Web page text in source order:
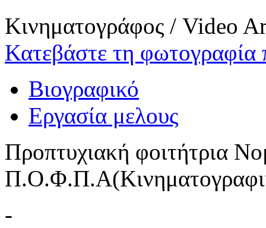
Κινηματογράφος / Video
Κατεβάστε τη φωτογραφία
Βιογραφικό
Εργασία μελους
Προπτυχιακή φοιτήτρια
-